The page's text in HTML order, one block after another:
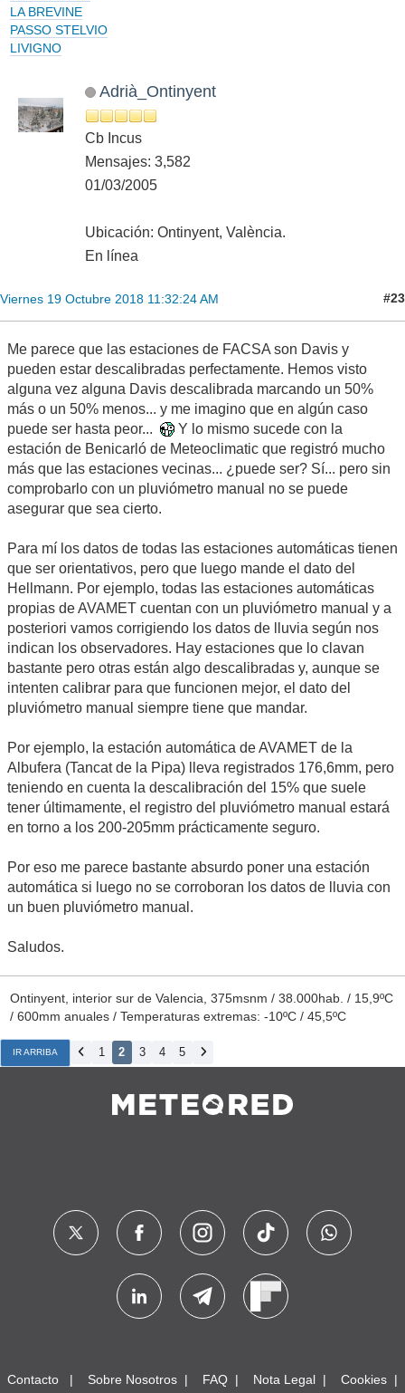
314mmy esta si que venía teniendo hasta ahora buena
concordancia con la estación de Aemet (p.ej: 38mm el
pasado día 14 frente a los 42mm de Aemet)
conTorreblanca Aemet (unos 2km más al sur) que suma
208mmhasta las 9:00h pero no me atrevería a descartar
completamente el dato.
DREI ZINNEN
PASSO STELVIO
LIVIGNO
Adrià_Ontinyent
Cb Incus
Mensajes: 3,582
01/03/2005
Ubicación: Ontinyent, València.
Viernes 19 Octubre 2018 11:32:24 AM
Me parece que las estaciones de FACSA son Davis y
pueden estar descalibradas perfectamente. Hemos visto
alguna vez alguna Davis descalibrada marcando un 50%
más o un 50% menos... y me imagino que en algún caso
puede ser hasta peor...
Y lo mismo sucede con la
estación de Benicarló de Meteoclimatic que registró mucho
más que las estaciones vecinas... ¿puede ser? Sí... pero sin
comprobarlo con un pluviómetro manual no se puede
asegurar que sea cierto.
Para mí los datos de todas las estaciones automáticas tienen
que ser orientativos, pero que luego mande el dato del
Hellmann. Por ejemplo, todas las estaciones automáticas
propias de AVAMET cuentan con un pluviómetro manual y a
posteriori vamos corrigiendo los datos de lluvia según nos
indican los observadores. Hay estaciones que lo clavan
bastante pero otras están algo descalibradas y, aunque se
pluviómetro manual siempre tiene que mandar.
Por ejemplo, la estación automática de AVAMET de la
Albufera (Tancat de la Pipa) lleva registrados 176,6mm, pero
teniendo en cuenta la descalibración del 15% que suele
en torno a los 200-205mm prácticamente seguro.
Saludos.
Ontinyent, interior sur de Valencia, 375msnm / 38.000hab. / 15,9ºC
/ 600mm anuales / Temperaturas extremas: -10ºC / 45,5ºC